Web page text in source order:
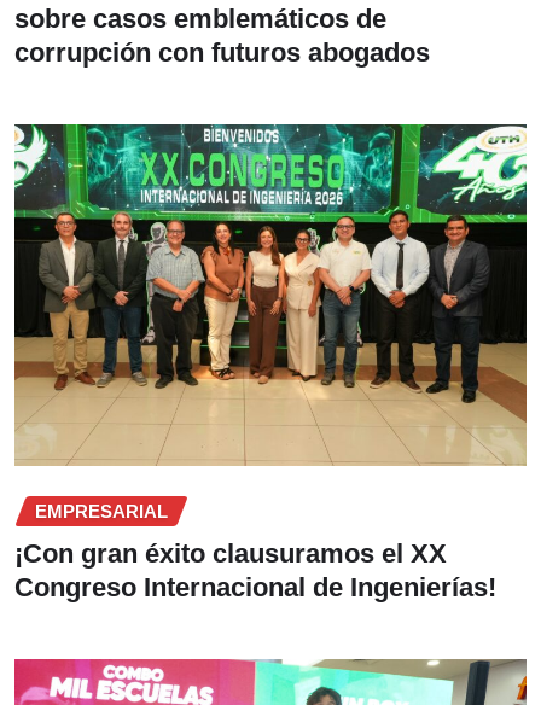
sobre casos emblemáticos de
corrupción con futuros abogados
EMPRESARIAL
¡Con gran éxito clausuramos el XX
Congreso Internacional de Ingenierías!